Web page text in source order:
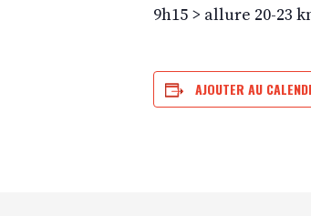
9h15 > allure 20-23
AJOUTER AU